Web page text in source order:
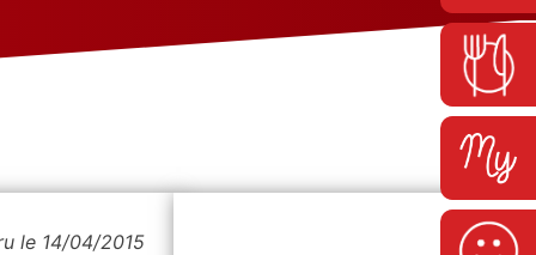
le 14/04/2015